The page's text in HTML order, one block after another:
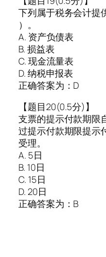
下列属于税务会计提
）。
A. 资产负债表
B. 损益表
C. 现金流量表
D. 纳税申报表
正确答案为：D
【题目20(0.5分)】
支票的提示付款期限
过提示付款期限提示
受理。
A. 5日
B. 10日
C. 15日
D. 20日
正确答案为：B